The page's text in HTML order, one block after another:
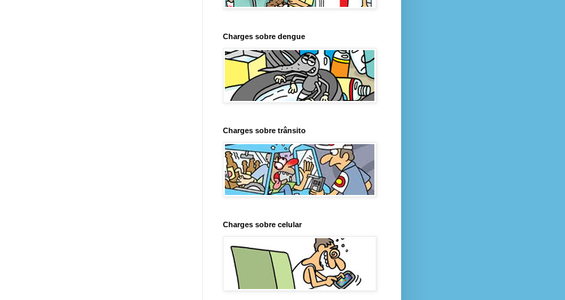
Charges sobre dengue
Charges sobre trânsito
Charges sobre celular